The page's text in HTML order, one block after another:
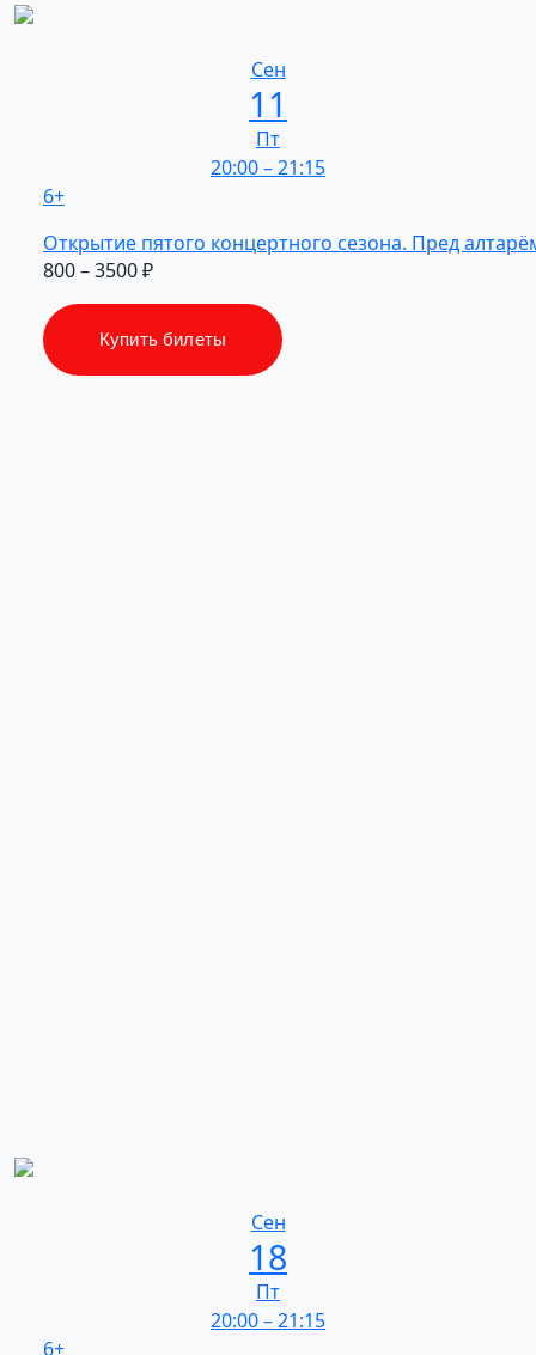
Сен
11
Пт
20:00–21:15
6+
Открытие пятого концертного сезона. Пред
800 – 3500 ₽
Купить билеты
Сен
18
Пт
20:00–21:15
6+